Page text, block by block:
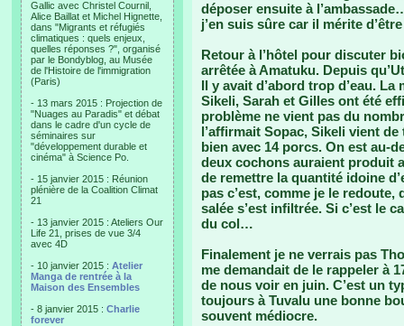
Gallic avec Christel Cournil,
Alice Baillat et Michel Hignette,
dans "Migrants et réfugiés
climatiques : quels enjeux,
quelles réponses ?", organisé
par le Bondyblog, au Musée
de l'Histoire de l'immigration
(Paris)
- 13 mars 2015 : Projection de
"Nuages au Paradis" et débat
dans le cadre d'un cycle de
séminaires sur
"développement durable et
cinéma" à Science Po.
- 15 janvier 2015 : Réunion
plénière de la Coalition Climat
21
- 13 janvier 2015 : Ateliers Our
Life 21, prises de vue 3/4
avec 4D
- 10 janvier 2015 : Atelier
Manga de rentrée à la
Maison des Ensembles
- 8 janvier 2015 : Charlie
forever
déposer ensuite à
j’en suis sûre car il mérite
Retour à l’hôtel pour discuter
arrêtée à Amatuku. Depuis
Il y avait d’abord trop d’eau.
Sikeli, Sarah et Gilles ont été
problème ne vient pas du
l’affirmait Sopac, Sikeli vient
bien avec 14 porcs. On est au-
deux cochons auraient produit
de remettre la quantité idoine
pas c’est, comme je le redoute,
salée s’est infiltrée. Si c’est le
du col…
Finalement je ne verrais pas
me demandait de le rappeler à
de nous voir en juin. C’est un
toujours à Tuvalu une bonne
souvent médiocre.